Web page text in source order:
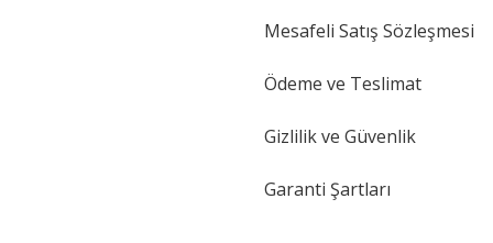
Mesafeli Satış Sözleşmesi
Ödeme ve Teslimat
Gizlilik ve Güvenlik
Garanti Şartları